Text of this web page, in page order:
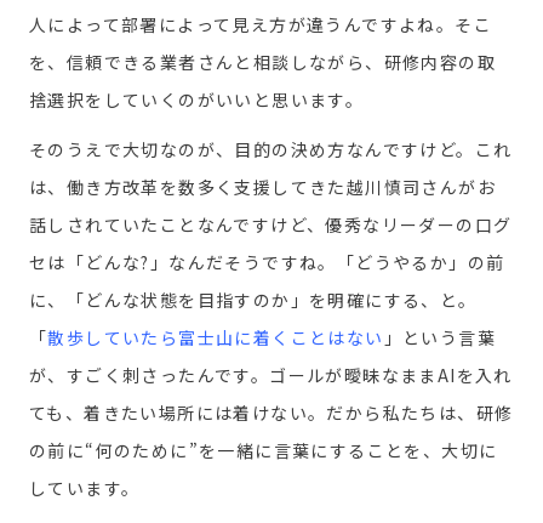
人によって部署によって見え方が違うんですよね。そこ
を、信頼できる業者さんと相談しながら、研修内容の取
捨選択をしていくのがいいと思います。
そのうえで大切なのが、目的の決め方なんですけど。これ
は、働き方改革を数多く支援してきた越川慎司さんがお
話しされていたことなんですけど、優秀なリーダーの口グ
セは 「どんな?」 なんだそうですね。「どうやるか」の前
に、「どんな状態を目指すのか」を明確にする、と。
「散歩していたら富士山に着くことはない 」 という言葉
が、すごく刺さったんです。ゴールが曖昧なままAIを入れ
ても、着きたい場所には着けない。だから私たちは、研修
の前に“何のために”を一緒に言葉にすることを、大切に
しています。